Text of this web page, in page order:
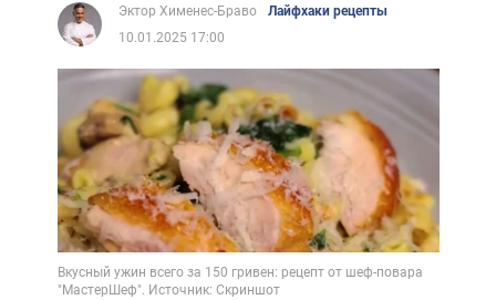
Эктор Хименес-Браво
Лайфхаки рецепты
10.01.2025 17:00
Вкусный ужин всего за 150 гривен: рецепт от шеф-повара
"МастерШеф". Источник: Скриншот